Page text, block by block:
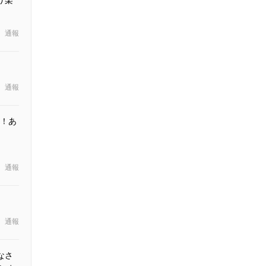
通報
通報
あ
通報
通報
さ